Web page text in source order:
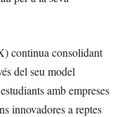
continua consolidant
del seu model
amb empreses
innovadores a reptes